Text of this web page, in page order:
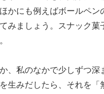
かにも例えばボールペン
みましょう。スナック
私のなかで少しずつ深
生みだしたら、それを「